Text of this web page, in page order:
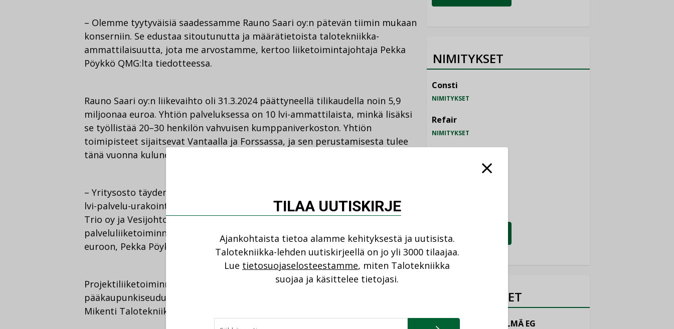
– Olemme tyytyväisiä saadessamme Rauno Saari oy:n pätevän tiimin mukaan
konserniin. Se edustaa sitoutunutta ja määrätietoista talotekniikka-
ammattilaisuutta, jota me arvostamme, kertoo liiketoimintajohtaja Pekka
Pöykkö QMG:lta tiedotteessa.
Rauno Saari oy:n liikevaihto oli 31.3.2024 päättyneellä tilikaudella noin 5,9
miljoonaa euroa. Yhtiön palveluksessa on 10 lvi-ammattilaista, minkä lisäksi
se työllistää 20–30 henkilön vahvuisen kumppaniverkoston. Yhtiön
toimipisteet sijaitsevat Vantaalla ja Forssassa, ja sen perustamisesta tulee
tänä vuonna kuluneeksi 30 vuotta.
– Yritysosto täydentää pääkaupunkiseudulla ja Uudellamaalla merkittävästi
lvi-palvelu-urakointiamme, jota tekevät lisäksi Ilmastointi-Mikenti oy, Lvi-
Trio oy ja Vesijohtoliike J. Laitinen oy. Kaupan johdosta QMG:n lvi-
palveluliiketoiminnan volyymi yltää Uudellamaalla noin 40 miljoonaan
euroon, Pekka Pöykkö jatkaa tiedotteessa.
Projektiliiketoiminnan puolella mittavia lvi-kokonaisuuksia Uudellamaalla ja
pääkaupunkiseudulla toteuttavat QMG:n tytäryhtiöistä Quattroservices oy ja
Mikenti Talotekniikka oy.
NIMITYKSET
Consti
NIMITYKSET
Refair
NIMITYKSET
KATSO KAIKKI
TUOTEUUTISET
HALLINTAJÄRJESTELMÄ EG
TILAA UUTISKIRJE
Ajankohtaista tietoa alamme kehityksestä ja uutisista.
Talotekniikka-lehden uutiskirjeellä on jo yli 3000 tilaajaa.
Lue tietosuojaselosteestamme, miten Talotekniikka
suojaa ja käsittelee tietojasi.